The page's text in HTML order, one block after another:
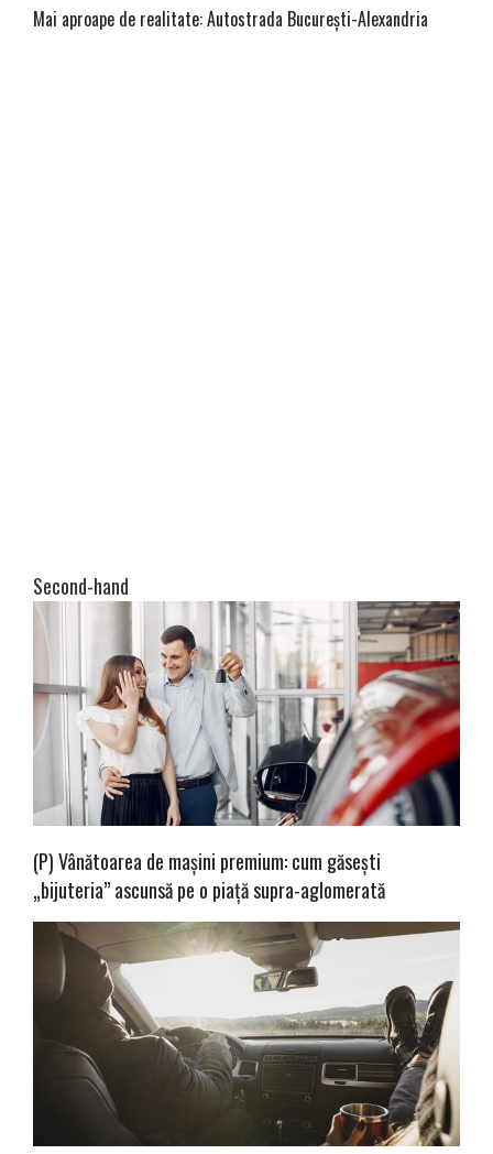
Mai aproape de realitate: Autostrada București-Alexandria
Second-hand
(P) Vânătoarea de mașini premium: cum găsești
„bijuteria” ascunsă pe o piață supra-aglomerată